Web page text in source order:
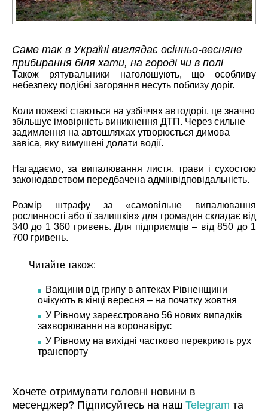
Саме так в Україні виглядає осінньо-весняне
прибирання біля хати, на городі чи в полі
Також рятувальники наголошують, що особливу
небезпеку подібні загоряння несуть поблизу доріг.
Коли пожежі стаються на узбіччях автодоріг, це значно
збільшує імовірність виникнення ДТП. Через сильне
задимлення на автошляхах утворюється димова
завіса, яку вимушені долати водії.
Нагадаємо, за випалювання листя, трави і сухостою
законодавством передбачена адмінвідповідальність.
Розмір штрафу за «самовільне випалювання
рослинності або її залишків» для громадян складає від
340 до 1 360 гривень. Для підприємців – від 850 до 1
700 гривень.
Читайте також:
Вакцини від грипу в аптеках Рівненщини
очікують в кінці вересня – на початку жовтня
У Рівному зареєстровано 56 нових випадків
захворювання на коронавірус
У Рівному на вихідні частково перекриють рух
транспорту
Хочете отримувати головні новини в
месенджер? Підписуйтесь на наш Telegram та